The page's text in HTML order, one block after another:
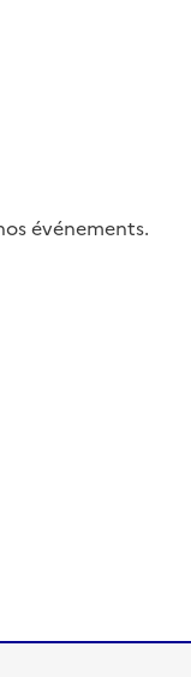
événements.